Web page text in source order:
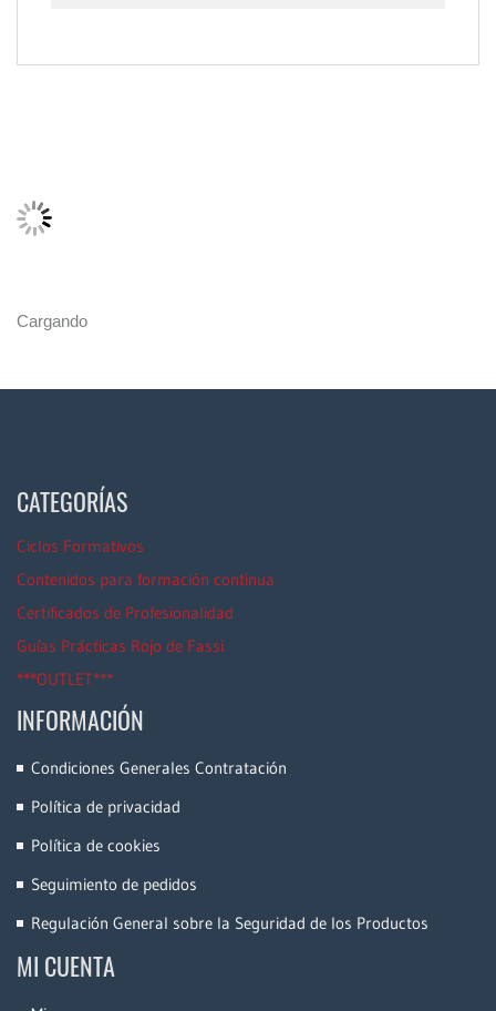
Cargando
CATEGORÍAS
Ciclos Formativos
Contenidos para formación continua
Certificados de Profesionalidad
Guías Prácticas Rojo de Fassi
***OUTLET***
INFORMACIÓN
Condiciones Generales Contratación
Política de privacidad
Política de cookies
Seguimiento de pedidos
Regulación General sobre la Seguridad de los Productos
MI CUENTA